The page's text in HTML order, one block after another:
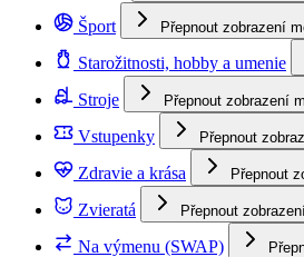
Šport Přepnout zobrazení
Starožitnosti, hobby a umenie
Stroje Přepnout zobrazení
Vstupenky Přepnout
Zdravie a krása Přepnout
Zvieratá Přepnout
Na výmenu (SWAP)